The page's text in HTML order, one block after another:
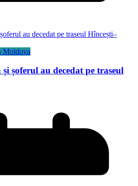
Moldova
șoferul au decedat pe traseul